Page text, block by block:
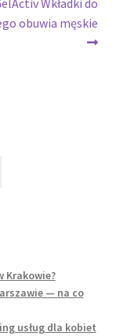
obuwia męskie
Krakowie?
— na co
usług dla kobiet